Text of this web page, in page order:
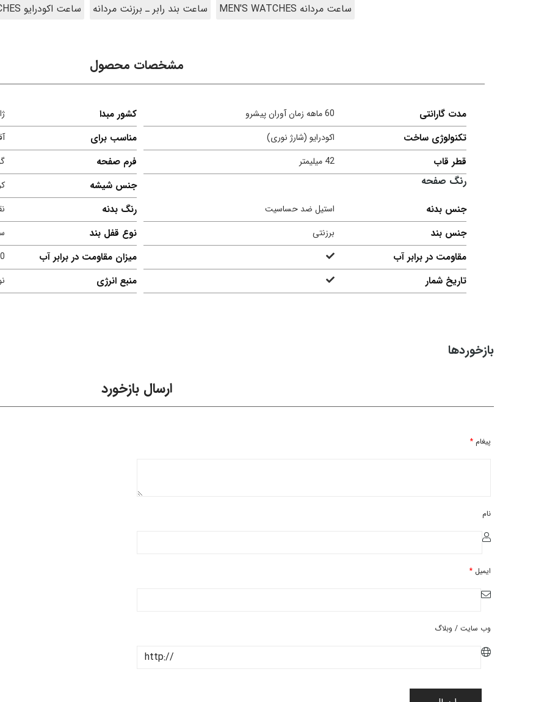
ساعت مردانه MEN'S WATCHES
ساعت بند رابر ـ برزنت مردانه ساعت اکودرایو ECO-DRIVE WATCHES
مشخصات محصول
مدت گارانتی 60 ماهه زمان آوران پیشرو کشور مبدا
تکنولوژی ساخت اکودرایو (شارژ نوری) مناسب برای
قطر قاب 42 میلیمتر فرم صفحه
رنگ صفحه جنس شیشه
جنس بدنه استیل ضد حساسیت رنگ بدنه
جنس بند برزنتی نوع قفل بند
مقاومت در برابر آب میزان مقاومت در برابر آب
تاریخ شمار منبع انرژی
بازخوردها
ارسال بازخورد
پیغام *
نام
ایمیل *
وب سایت / وبلاگ